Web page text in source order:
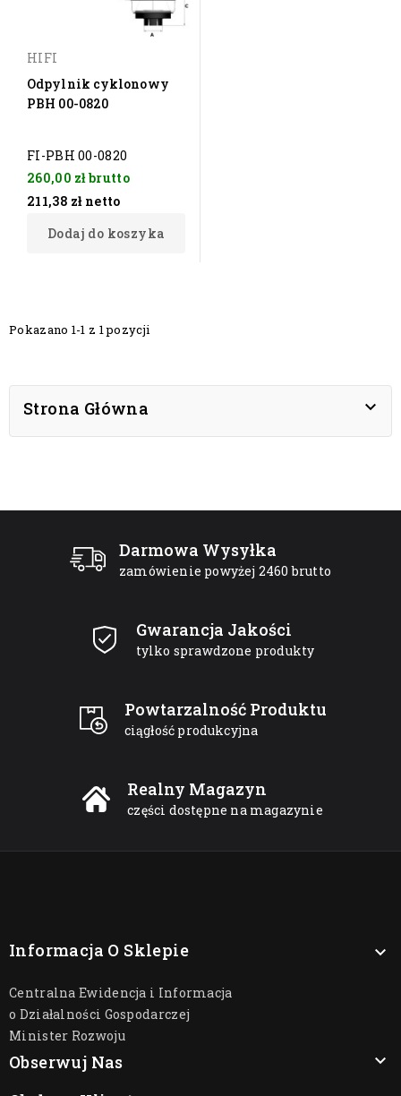
HIFI
Odpylnik cyklonowy
PBH 00-0820
FI-PBH 00-0820
260,00 złbrutto
211,38 zł netto
Dodaj do koszyka
Pokazano 1-1 z 1 pozycji
Strona Główna 
Darmowa Wysyłka
zamówienie powyżej 2460 brutto
Gwarancja Jakości
tylko sprawdzone produkty
Powtarzalność Produktu
ciągłość produkcyjna
Realny Magazyn
części dostępne na magazynie
Informacja O Sklepie 
Centralna Ewidencja i Informacja
o Działalności Gospodarczej
Minister Rozwoju
Obserwuj Nas
